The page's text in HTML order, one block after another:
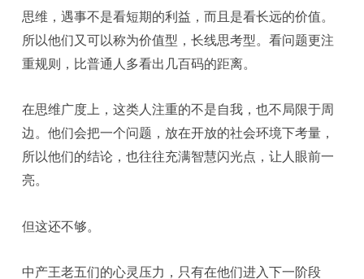
思维，遇事不是看短期的利益，而且是看长远的价值。
所以他们又可以称为价值型，长线思考型。看问题更注
重规则，比普通人多看出几百码的距离。
在思维广度上，这类人注重的不是自我，也不局限于周
边。他们会把一个问题，放在开放的社会环境下考量，
所以他们的结论，也往往充满智慧闪光点，让人眼前一
亮。
但这还不够。
中产王老五们的心灵压力，只有在他们进入下一阶段